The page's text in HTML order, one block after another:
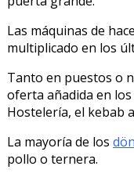
Las máquinas de
multiplicado en los
Tanto en puestos o
oferta añadida en
Hostelería, el kebab
La mayoría de los
pollo o ternera.